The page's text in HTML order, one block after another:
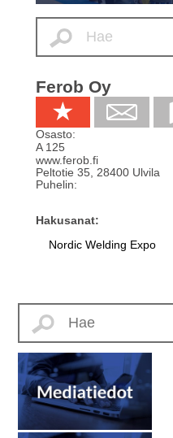
Ferob Oy
Osasto:
A 125
www.ferob.fi
Peltotie 35 28400 Ulvila
Puhelin:
Hakusanat:
Nordic Welding Expo